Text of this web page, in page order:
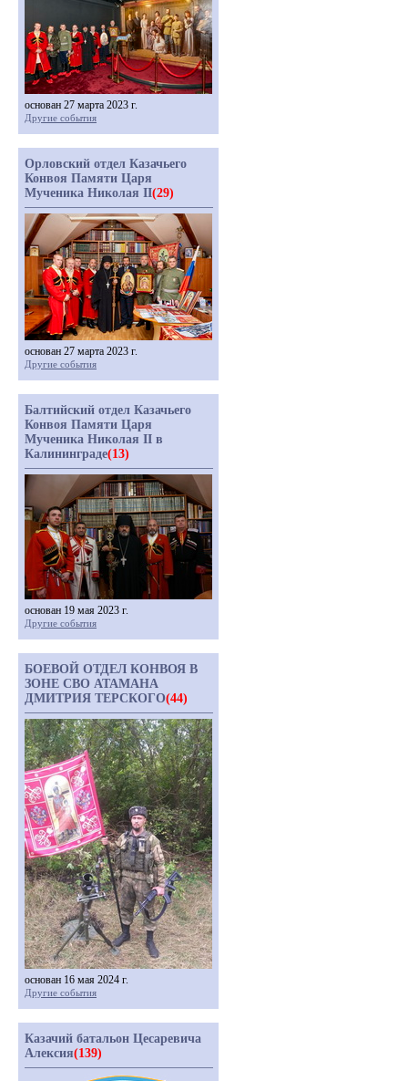
основан 27 марта 2023 г.
Другие события
Орловский отдел Казачьего
Конвоя Памяти Царя
Мученика Николая II(29)
основан 27 марта 2023 г.
Другие события
Балтийский отдел Казачьего
Конвоя Памяти Царя
Мученика Николая II в
Калининграде(13)
основан 19 мая 2023 г.
Другие события
БОЕВОЙ ОТДЕЛ КОНВОЯ В
ЗОНЕ СВО АТАМАНА
ДМИТРИЯ ТЕРСКОГО(44)
основан 16 мая 2024 г.
Другие события
Казачий батальон Цесаревича
Алексия(139)